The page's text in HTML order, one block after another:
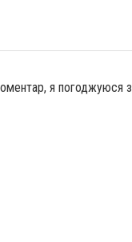
я погоджуюся з